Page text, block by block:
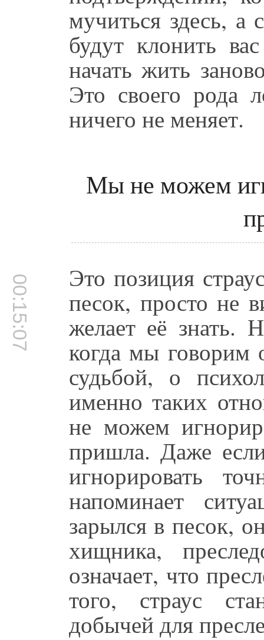
мучиться здесь, а
будут клонить
начать жить
Это своего рода
ничего не меняет.
Мы не можем
00:15:07 Это позиция
песок, просто не
желает её знать.
когда мы говорим
судьбой, о
именно таких
не можем
пришла. Даже
игнорировать
напоминает
зарылся в песок,
хищника,
означает, что
того, страус
добычей для